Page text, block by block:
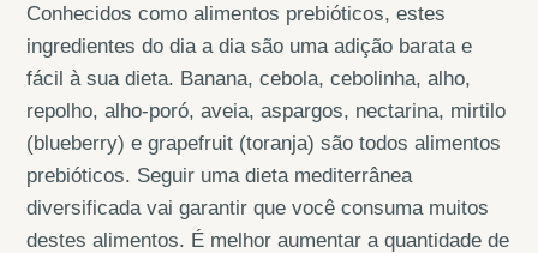
Conhecidos como alimentos prebióticos, estes
ingredientes do dia a dia são uma adição barata e
fácil à sua dieta. Banana, cebola, cebolinha, alho,
repolho, alho-poró, aveia, aspargos, nectarina, mirtilo
(blueberry) e grapefruit (toranja) são todos alimentos
prebióticos. Seguir uma dieta mediterrânea
diversificada vai garantir que você consuma muitos
destes alimentos. É melhor aumentar a quantidade de